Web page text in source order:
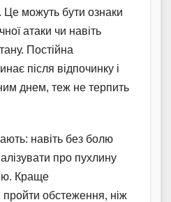
Це можуть бути ознаки
атаки чи навіть
Постійна
після відпочинку і
днем, теж не терпить
навіть без болю
про пухлину
Краще
пройти обстеження, ніж